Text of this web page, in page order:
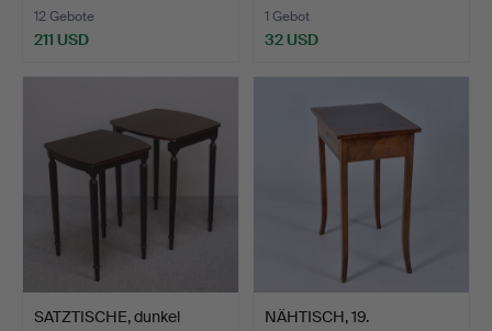
12 Gebote
211 USD
1 Gebot
32 USD
SATZTISCHE, dunkel
NÄHTISCH, 19.